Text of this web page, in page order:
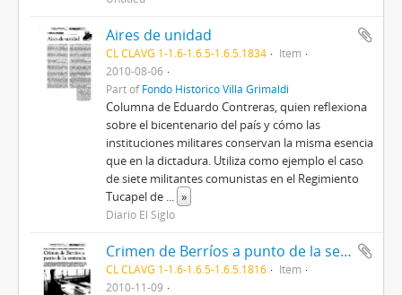
Aires de unidad
CL CLAVG 1-1.6-1.6.5-1.6.5.1834
Item
2010-08-06
Part ofFondo Histórico Villa Grimaldi
Columna de Eduardo Contreras, quien reflexiona
sobre el bicentenario del país y cómo las
instituciones militares conservan la misma esencia
que en la dictadura. Utiliza como ejemplo el caso
de siete militantes comunistas en el Regimiento
Tucapel de ... »
Diario El Siglo
Crimen de Berríos a punto de la sentencia
CL CLAVG 1-1.6-1.6.5-1.6.5.1816
Item
2010-11-09